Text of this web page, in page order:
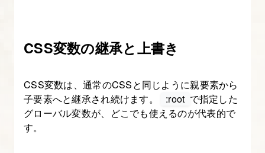
CSS変数の継承と上書き
CSS変数は、通常のCSSと同じように親要素から
子要素へと継承され続けます。
:root で指定した
グローバル変数が、どこでも使えるのが代表的で
す。